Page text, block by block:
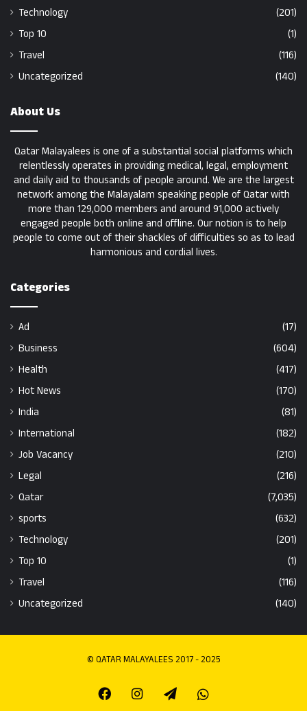
Technology
(201)
Top 10
(1)
Travel
(116)
Uncategorized
(140)
About Us
Qatar Malayalees is one of a substantial social platforms which
relentlessly operates in providing medical, legal, employment
and daily aid to thousands of people around. We are the largest
network among the Malayalam speaking people of Qatar with
more than 129,000 members and around 91,000 actively
engaged people both online and offline. Our notion is to help
people to come out of their shackles of difficulties so as to lead
harmonious and cordial lives.
Categories
Ad
(17)
Business
(604)
Health
(417)
Hot News
(170)
India
(81)
International
(182)
Job Vacancy
(210)
Legal
(216)
Qatar
(7,035)
sports
(632)
Technology
(201)
Top 10
(1)
Travel
(116)
Uncategorized
(140)
© QATAR MALAYALEES 2017 - 2025
FacebookInstagramTelegramWhatsapp